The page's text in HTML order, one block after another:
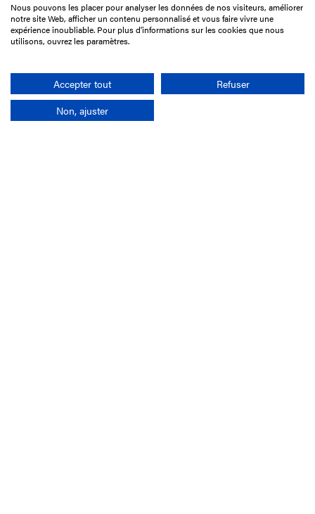
15 Boulevard de Douaumont
75017 Paris
01 49 10 20 29
Rechercher
Nous pouvons les placer pour analyser les données de nos visiteurs, améliorer
notre site Web, afficher un contenu personnalisé et vous faire vivre une
expérience inoubliable. Pour plus d'informations sur les cookies que nous
utilisons, ouvrez les paramètres.
Accepter tout
Refuser
Non, ajuster